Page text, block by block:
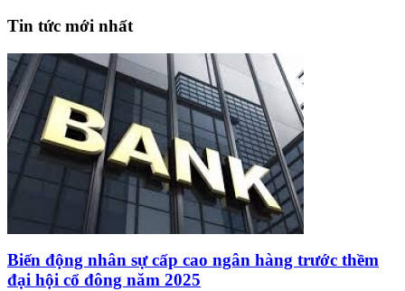
Tin tức mới nhất
Biến động nhân sự cấp cao ngân hàng trước thềm
đại hội cổ đông năm 2025